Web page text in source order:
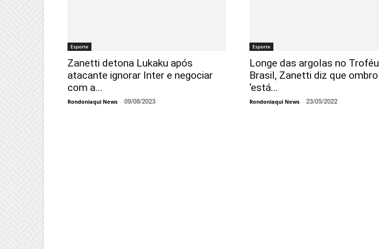
Esporte
Zanetti detona Lukaku após
atacante ignorar Inter e negociar
com a...
Rondoniaqui News - 09/08/2023
Esporte
Longe das argolas no Troféu
Brasil, Zanetti diz que ombro
‘está...
Rondoniaqui News - 23/05/2022